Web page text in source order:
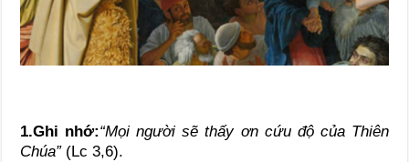
1.Ghi nhớ:“Mọi người sẽ thấy ơn cứu độ của Thiên
Chúa” (Lc 3,6).